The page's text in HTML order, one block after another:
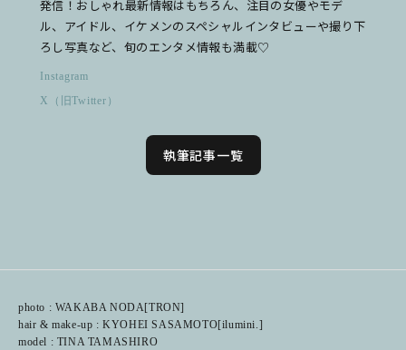
発信！おしゃれ最新情報はもちろん、注目の女優やモデ
ル、アイドル、イケメンのスペシャルインタビューや撮り下
ろし写真など、旬のエンタメ情報も満載♡
Instagram
X（旧Twitter）
執筆記事一覧
photo : WAKABA NODA[TRON]
hair & make-up : KYOHEI SASAMOTO[ilumini.]
model : TINA TAMASHIRO